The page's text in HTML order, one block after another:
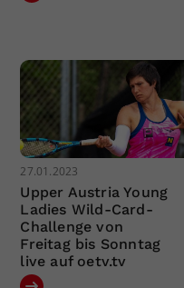
27.01.2023
Upper Austria Young
Ladies Wild-Card-
Challenge von
Freitag bis Sonntag
live auf oetv.tv